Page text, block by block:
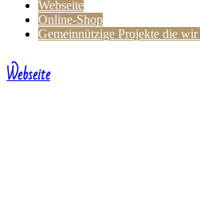
Webseite
Online-Shop
Gemeinnützige Projekte die wir
Webseite